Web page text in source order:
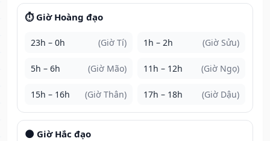
⏱️ Giờ Hoàng đạo
23h – 0h (Giờ Tí) 1h – 2h (Giờ Sửu)
5h – 6h (Giờ Mão) 11h – 12h (Giờ Ngọ)
15h – 16h (Giờ Thân) 17h – 18h (Giờ Dậu)
🌑 Giờ Hắc đạo